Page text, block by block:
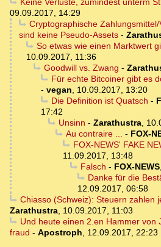
Keine Verluste, zumindest unterm
09.09.2017, 14:29
Cryptographische
sind keine Pseudo-Assets -
So etwas wie einen Marktwert
10.09.2017, 11:36
Goodwill vs. Zwang -
Für echte Bitcoiner gibt es
- vegan, 10.09.2017, 13:20
Die Definition ist Quatsch -
17:42
Unsinn - Zarathustra,
Au contraire ... - FOX-
FOX-NEWS' FAKE
11.09.2017, 13:48
Falsch - FOX-NEWS,
Danke für die
12.09.2017, 06:58
Chiasso (Schweiz): Steuern zahlen
Zarathustra, 10.09.2017, 11:03
Und heute einen 2.en Hammer von
fraud - Apostroph, 12.09.2017, 22:23